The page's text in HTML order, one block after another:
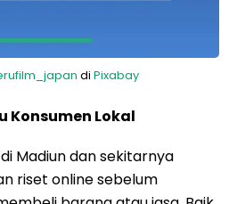
di Pixabay
Konsumen Lokal
Madiun dan sekitarnya
riset online sebelum